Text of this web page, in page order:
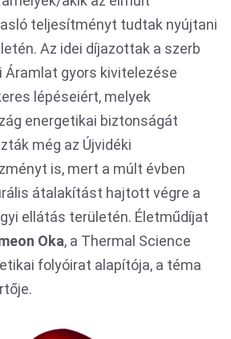
teljesítményt tudtak nyújtani
Az idei díjazottak a szerb
Áramlat gyors kivitelezése
lépéseiért, melyek
energetikai biztonságát
még az Újvidéki
is, mert a múlt évben
átalakítást hajtott végre a
ellátás területén. Életműdíjat
Oka, a Thermal Science
folyóirat alapítója, a téma